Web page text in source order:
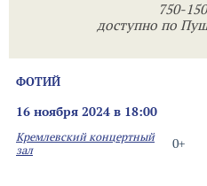
750-
доступно по
ФОТИЙ
16 ноября 2024 в 18:00
0+
Кремлевский концертный
зал